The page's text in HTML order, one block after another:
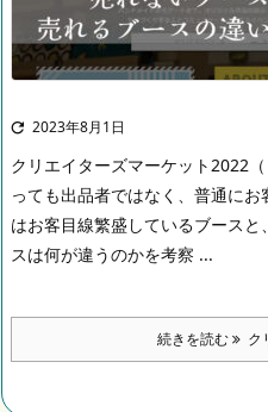
 2023年8月1日
クリエイターズマーケット2022（
っても出品者ではなく、普通にお
はお客目線繁盛しているブース
スは何が違うのかを考察 ...
続きを読む ク